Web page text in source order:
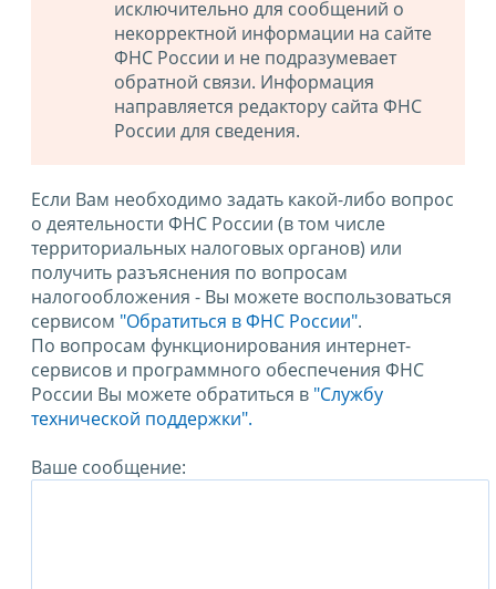
исключительно для сообщений о
некорректной информации на сайте
ФНС России и не подразумевает
обратной связи. Информация
направляется редактору сайта ФНС
России для сведения.
Если Вам необходимо задать какой-либо вопрос
о деятельности ФНС России (в том числе
территориальных налоговых органов) или
получить разъяснения по вопросам
налогообложения - Вы можете воспользоваться
сервисом "Обратиться в ФНС России".
По вопросам функционирования интернет-
сервисов и программного обеспечения ФНС
России Вы можете обратиться в "Службу
технической поддержки".
Ваше сообщение: